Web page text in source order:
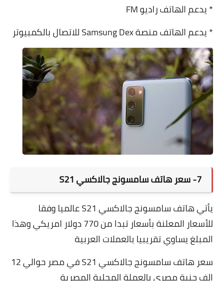
* يدعم الهاتف راديو FM
* يدعم الهاتف منصة Samsung Dex للاتصال بالكمبيوتر
7- سعر هاتف سامسونج جالاكسي S21
يأتي هاتف سامسونج جالاكسي S21 عالميا وفقا
للأسعار المعلنة بأسعار تبدا من 770 دولار امريكي وهذا
المبلغ يساوي تقريبيا بالعملات العربية
سعر هاتف سامسونج جالاكسي S21 في مصر حوالي 12
الف جنية مصري بالعملة المحلية المصرية